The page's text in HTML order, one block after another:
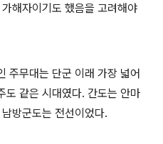
해자이기도 했음을 고려해야
주무대는 단군 이래 가장 넓어
도 같은 시대였다. 간도는 안마
방군도는 전선이었다.